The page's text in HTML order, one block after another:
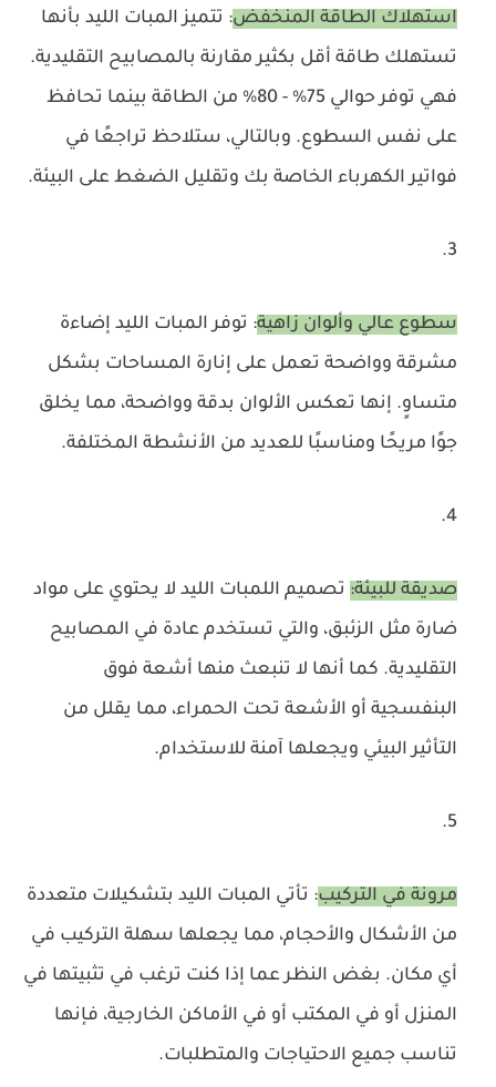
استهلاك الطاقة المنخفض: تتميز المبات الليد بأنها
تستهلك طاقة أقل بكثير مقارنة بالمصابيح التقليدية.
فهي توفر حوالي 75% - 80% من الطاقة بينما تحافظ
على نفس السطوع. وبالتالي، ستلاحظ تراجعًا في
فواتير الكهرباء الخاصة بك وتقليل الضغط على البيئة.
سطوع عالي وألوان زاهية: توفر المبات الليد إضاءة
مشرقة وواضحة تعمل على إنارة المساحات بشكل
متساوٍ. إنها تعكس الألوان بدقة وواضحة، مما يخلق
جوًا مريحًا ومناسبًا للعديد من الأنشطة المختلفة.
صديقة للبيئة: تصميم اللمبات الليد لا يحتوي على مواد
ضارة مثل الزئبق، والتي تستخدم عادة في المصابيح
التقليدية. كما أنها لا تنبعث منها أشعة فوق
البنفسجية أو الأشعة تحت الحمراء، مما يقلل من
التأثير البيئي ويجعلها آمنة للاستخدام.
مرونة في التركيب: تأتي المبات الليد بتشكيلات متعددة
من الأشكال والأحجام، مما يجعلها سهلة التركيب في
أي مكان. بغض النظر عما إذا كنت ترغب في تثبيتها في
المنزل أو في المكتب أو في الأماكن الخارجية، فإنها
تناسب جميع الاحتياجات والمتطلبات.